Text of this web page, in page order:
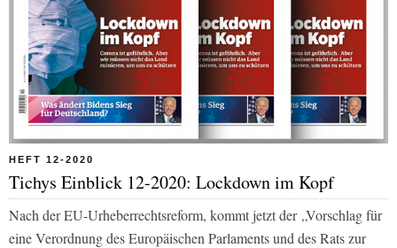
HEFT 12-2020
Tichys Einblick 12-2020: Lockdown im Kopf
Nach der EU-Urheberrechtsreform, kommt jetzt der „Vorschlag für
eine Verordnung des Europäischen Parlaments und des Rats zur